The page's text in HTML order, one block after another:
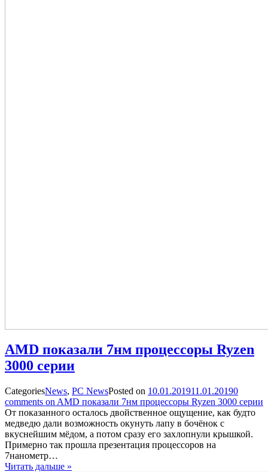
AMD показали 7нм процессоры Ryzen
3000 серии
CategoriesNews, PC NewsPosted on 10.01.201911.01.20190
comments on AMD показали 7нм процессоры Ryzen 3000 серии
От показанного осталось двойственное ощущение, как будто
медведю дали возможность окунуть лапу в бочёнок с
вкуснейшим мёдом, а потом сразу его захлопнули крышкой.
Примерно так прошла презентация процессоров на
7нанометр…
Читать дальше »